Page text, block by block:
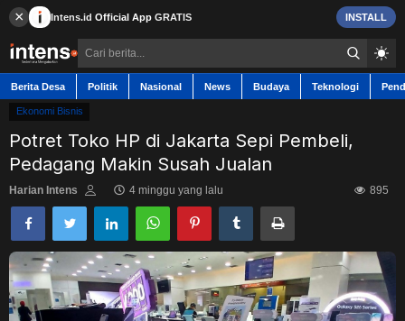
× Intens.id Official App GRATIS INSTALL
Berita Desa Politik Nasional News Budaya Teknologi
Contact
Politik
Ekonomi Bisnis
Potret Toko HP di Jakarta Sepi Pembeli,
Pedagang Makin Susah Jualan
Harian Intens 4 minggu yang lalu 895